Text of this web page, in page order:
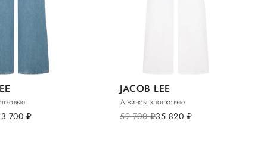
700 руб.
JACOB LEE
Джинсы хлопковые
59 700руб.35 820 руб.